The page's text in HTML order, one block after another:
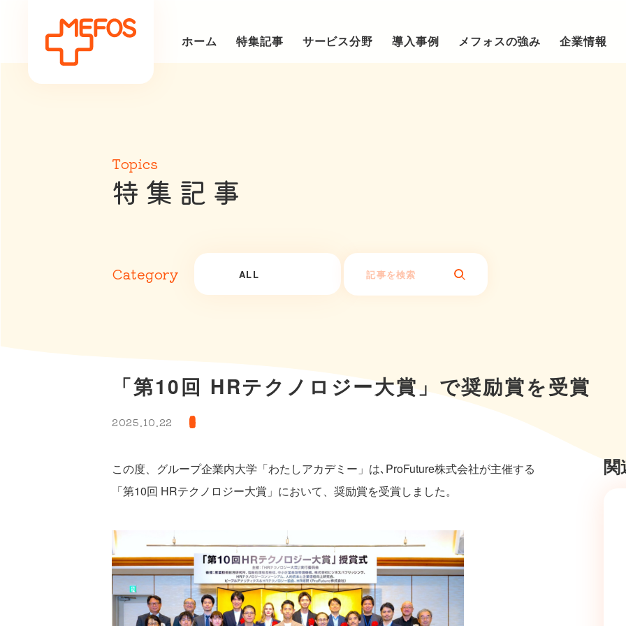
ホーム 特集記事 サービス分野 導入事例 メフォスの強み 企業情報
Topics
特 集 記 事
Category ALL
「第10回 HRテクノロジー大賞」で奨励賞を受賞
2025.10.22
この度、グループ企業内大学「わたしアカデミー」は､ProFuture株式会社が主催する
「第10回 HRテクノロジー大賞」において、奨励賞を受賞しました。
関